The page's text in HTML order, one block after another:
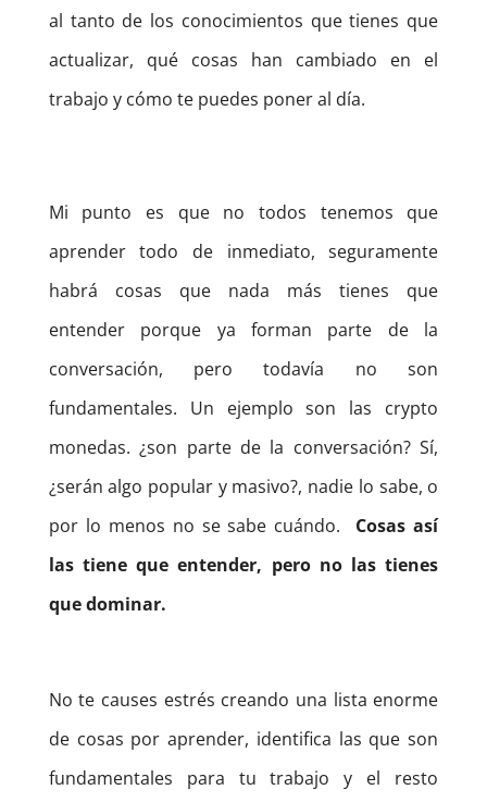
al tanto de los conocimientos que tienes que
actualizar, qué cosas han cambiado en el
trabajo y cómo te puedes poner al día.
Mi punto es que no todos tenemos que
aprender todo de inmediato, seguramente
habrá cosas que nada más tienes que
entender porque ya forman parte de la
conversación, pero todavía no son
fundamentales. Un ejemplo son las crypto
monedas. ¿son parte de la conversación? Sí,
¿serán algo popular y masivo?, nadie lo sabe, o
por lo menos no se sabe cuándo.
Cosas así
las tiene que entender, pero no las tienes
que dominar.
No te causes estrés creando una lista enorme
de cosas por aprender, identifica las que son
fundamentales para tu trabajo y el resto